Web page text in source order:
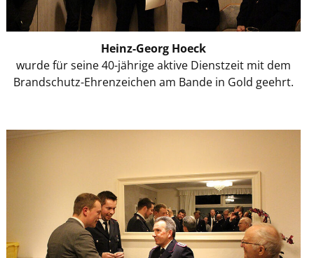
Heinz-Georg Hoeck
wurde für seine 40-jährige aktive Dienstzeit mit dem
Brandschutz-Ehrenzeichen am Bande in Gold geehrt.